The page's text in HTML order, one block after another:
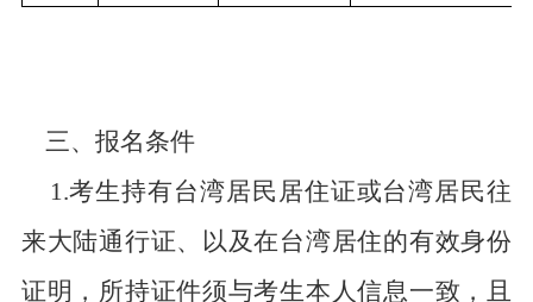
三、报名条件
1.考生持有台湾居民居住证或台湾居民往
来大陆通行证、以及在台湾居住的有效身份
证明，所持证件须与考生本人信息一致，且